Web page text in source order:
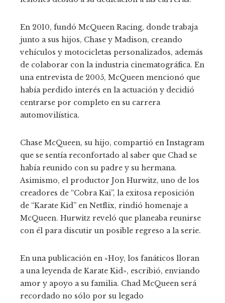
En 2010, fundó McQueen Racing, donde trabaja
junto a sus hijos, Chase y Madison, creando
vehículos y motocicletas personalizados, además
de colaborar con la industria cinematográfica. En
una entrevista de 2005, McQueen mencionó que
había perdido interés en la actuación y decidió
centrarse por completo en su carrera
automovilística.
Chase McQueen, su hijo, compartió en Instagram
que se sentía reconfortado al saber que Chad se
había reunido con su padre y su hermana.
Asimismo, el productor Jon Hurwitz, uno de los
creadores de “Cobra Kai”, la exitosa reposición
de “Karate Kid” en Netflix, rindió homenaje a
McQueen. Hurwitz reveló que planeaba reunirse
con él para discutir un posible regreso a la serie.
En una publicación en «Hoy, los fanáticos lloran
a una leyenda de Karate Kid», escribió, enviando
amor y apoyo a su familia. Chad McQueen será
recordado no sólo por su legado